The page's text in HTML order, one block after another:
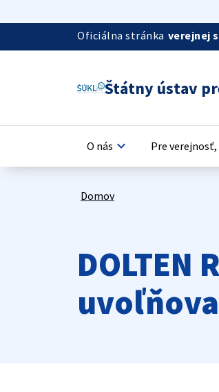
Oficiálna stránka verejnej
Štátny ústav
O nás keyboard_arrow_down Pre
Domov
DOLTEN